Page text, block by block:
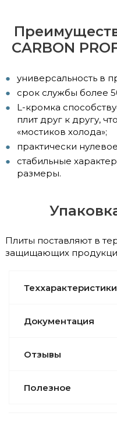
CARBON
универсальность в
срок службы более
L-кромка
плит друг к другу,
«мостиков холода»;
практически
стабильные
размеры.
Плиты поставляют в
защищающих
Теххарактеристики
Документация
Отзывы
Полезное